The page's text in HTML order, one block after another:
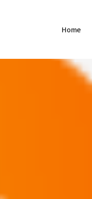
Home